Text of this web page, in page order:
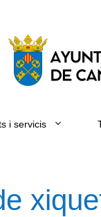
i servicis